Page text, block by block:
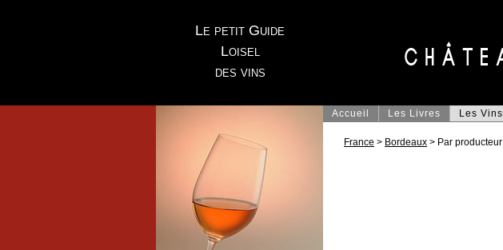
Le petit Guide
Loisel
des vins
Accueil Les Livres Les Vins
France > Bordeaux > Par producteur